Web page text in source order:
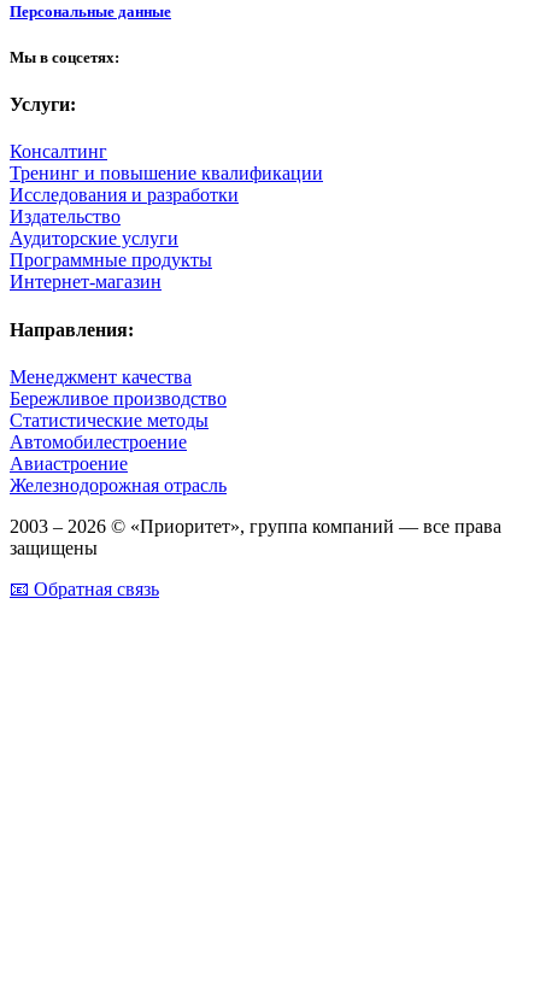
Персональные данные
Мы в соцсетях:
Услуги:
Консалтинг
Тренинг и повышение квалификации
Исследования и разработки
Издательство
Аудиторские услуги
Программные продукты
Интернет-магазин
Направления:
Менеджмент качества
Бережливое производство
Статистические методы
Автомобилестроение
Авиастроение
Железнодорожная отрасль
2003 – 2026 © «Приоритет», группа компаний — все права
защищены
📧 Обратная связь